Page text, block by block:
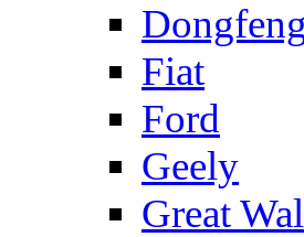
Dongfeng
Fiat
Ford
Geely
Great